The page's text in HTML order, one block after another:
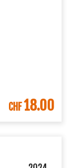
CHF18.00